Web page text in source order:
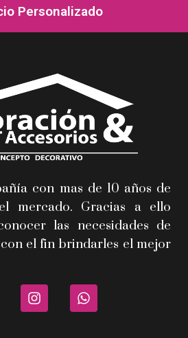
Personalizado
con mas de 10 años de
mercado. Gracias a ello
las necesidades de
el fin brindarles el mejor